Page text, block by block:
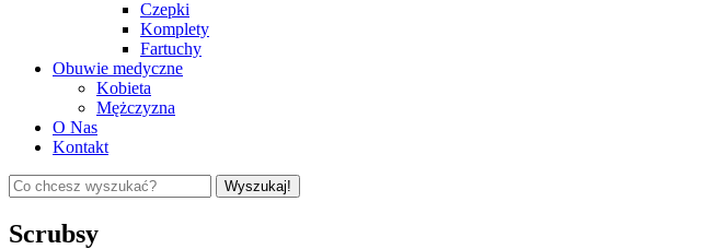
Czepki
Komplety
Fartuchy
Obuwie medyczne
Kobieta
Mężczyzna
O Nas
Kontakt
Wyszukaj!
Scrubsy